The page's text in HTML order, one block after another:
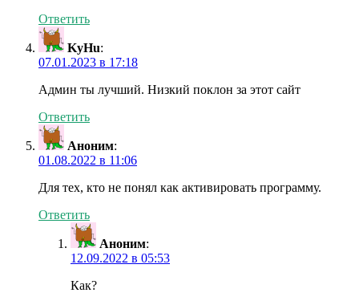
Ответить
KyHu:
07.01.2023 в 17:18
Админ ты лучший. Низкий поклон за этот сайт
Ответить
Аноним:
01.08.2022 в 11:06
Для тех, кто не понял как активировать программу.
Ответить
Аноним:
12.09.2022 в 05:53
Как?